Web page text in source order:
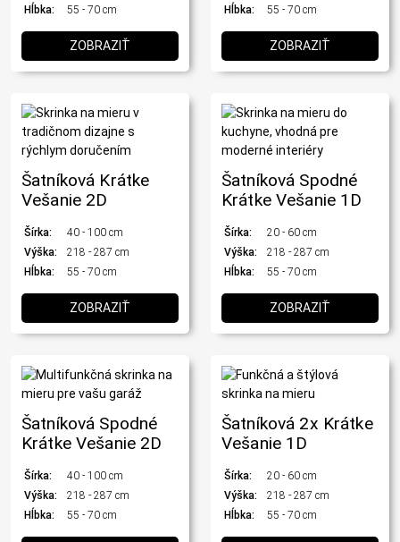
Hĺbka:
55 - 70 cm
ZOBRAZIŤ
Hĺbka:
55 - 70 cm
ZOBRAZIŤ
Šatníková Krátke
Vešanie 2D
Šírka:
40 - 100 cm
Výška:
218 - 287 cm
Hĺbka:
55 - 70 cm
ZOBRAZIŤ
Šatníková Spodné
Krátke Vešanie 1D
Šírka:
20 - 60 cm
Výška:
218 - 287 cm
Hĺbka:
55 - 70 cm
ZOBRAZIŤ
Šatníková Spodné
Krátke Vešanie 2D
Šírka:
40 - 100 cm
Výška:
218 - 287 cm
Hĺbka:
55 - 70 cm
Šatníková 2x Krátke
Vešanie 1D
Šírka:
20 - 60 cm
Výška:
218 - 287 cm
Hĺbka:
55 - 70 cm